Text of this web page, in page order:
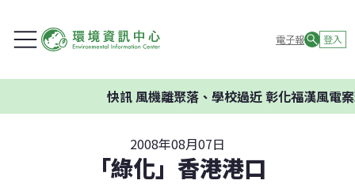
電子報 登入
快訊風機離聚落、學校過近 彰化福漢風電案環
2008年08月07日
「綠化」香港港口